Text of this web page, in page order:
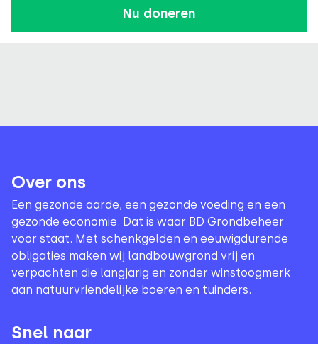
Nu doneren
Over ons
Een gezonde aarde, een gezonde voeding en een
gezonde economie. Dat is waar BD Grondbeheer
voor staat. Met schenkgelden en eeuwigdurende
obligaties maken wij landbouwgrond vrij en
verpachten die langjarig en zonder winstoogmerk
aan natuurvriendelijke boeren en tuinders.
Snel naar